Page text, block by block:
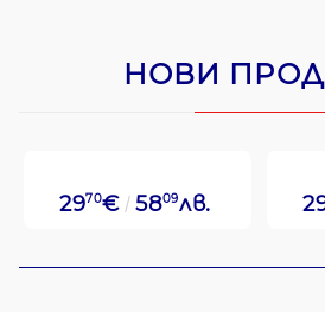
НОВИ
2970€ 5809лв.